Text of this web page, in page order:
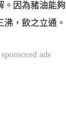
因為豬油能
，飲之立通。
sponsored ads